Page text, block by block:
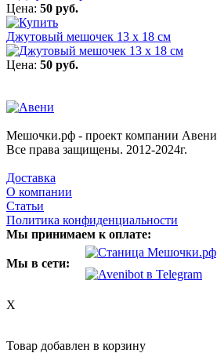
Цена: 50 руб.
Джутовый мешочек 13 х 18 см
Цена: 50 руб.
Мешочки.рф - проект компании Авени
Все права защищены. 2012-2024г.
Доставка
О компании
Статьи
Политика конфиденциальности
Мы принимаем к оплате:
Мы в сети:
X
Товар добавлен в корзину